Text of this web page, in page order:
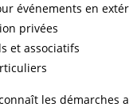
événements en
privées
et associatifs
les démarches